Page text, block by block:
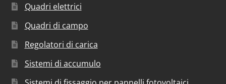
Quadri elettrici
Quadri di campo
Regolatori di carica
Sistemi di accumulo